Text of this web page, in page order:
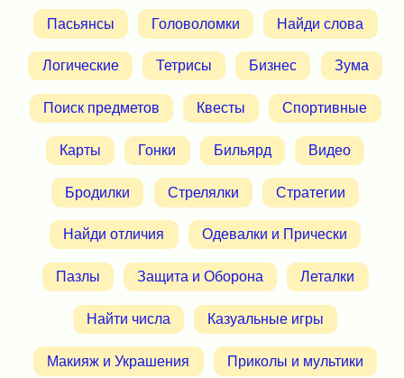
Пасьянсы Головоломки Найди слова
Логические Тетрисы Бизнес Зума
Поиск предметов Квесты Спортивные
Карты Гонки Бильярд Видео
Бродилки Стрелялки Стратегии
Найди отличия Одевалки и Прически
Пазлы Защита и Оборона Леталки
Найти числа Казуальные игры
Макияж и Украшения Приколы и мультики